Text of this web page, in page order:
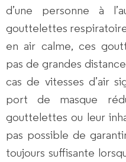
d’une personne à
gouttelettes
en air calme, ces
pas de grandes
cas de vitesses d’air
port de masque
gouttelettes ou leur
pas possible de
toujours suffisante